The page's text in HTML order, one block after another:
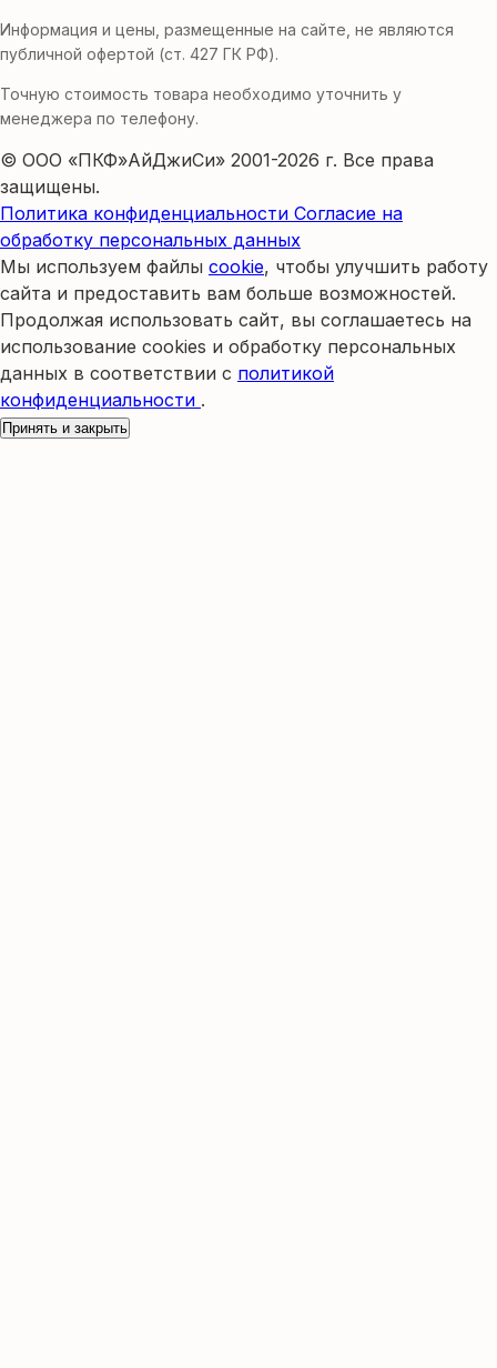
Информация и цены, размещенные на сайте, не являются
публичной офертой (ст. 427 ГК РФ).
Точную стоимость товара необходимо уточнить у
менеджера по телефону.
© ООО «ПКФ»АйДжиСи» 2001-2026 г. Все права
защищены.
Политика конфиденциальности Согласие на
обработку персональных данных
Мы используем файлы cookie, чтобы улучшить работу
сайта и предоставить вам больше возможностей.
Продолжая использовать сайт, вы соглашаетесь на
использование cookies и обработку персональных
данных в соответствии с политикой
конфиденциальности .
Принять и закрыть